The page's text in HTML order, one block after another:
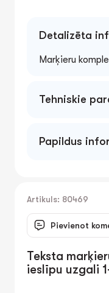
Detalizēta
Marķieru
Tehniskie
Papildus
Artikuls: 80469
Pievienot
Teksta
ieslīpu uzgali